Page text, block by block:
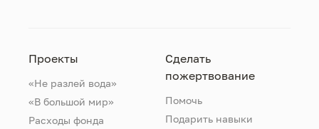
Проекты
«Не разлей вода»
«В большой мир»
Расходы фонда
Сделать
пожертвование
Помочь
Подарить навыки